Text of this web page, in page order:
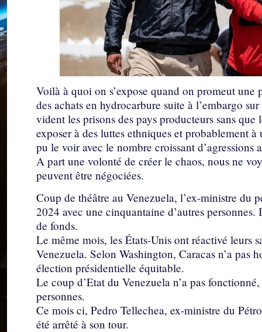
Voilà à quoi on s’expose quand on promeut
des achats en hydrocarbure suite à l’embargo
vident les prisons des pays producteurs sans
exposer à des luttes ethniques et probablement
pu le voir avec le nombre croissant d’agressions
A part une volonté de créer le chaos, nous ne
peuvent être négociées.
Coup de théâtre au Venezuela, l’ex-ministre du
2024 avec une cinquantaine d’autres
de fonds.
Le même mois, les États-Unis ont réactivé leurs
Venezuela. Selon Washington, Caracas n’a pas
élection présidentielle équitable.
Le coup d’Etat du Venezuela n’a pas
personnes.
Ce mois ci, Pedro Tellechea, ex-ministre du
été arrêté à son tour.